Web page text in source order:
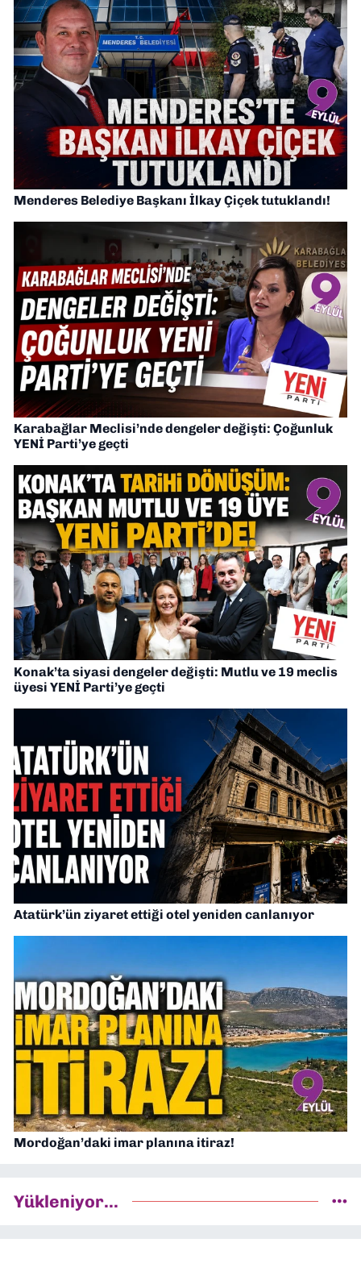
Menderes Belediye Başkanı İlkay Çiçek tutuklandı!
Karabağlar Meclisi’nde dengeler değişti: Çoğunluk
YENİ Parti’ye geçti
Konak’ta siyasi dengeler değişti: Mutlu ve 19 meclis
üyesi YENİ Parti’ye geçti
Atatürk’ün ziyaret ettiği otel yeniden canlanıyor
Mordoğan’daki imar planına itiraz!
Yükleniyor...